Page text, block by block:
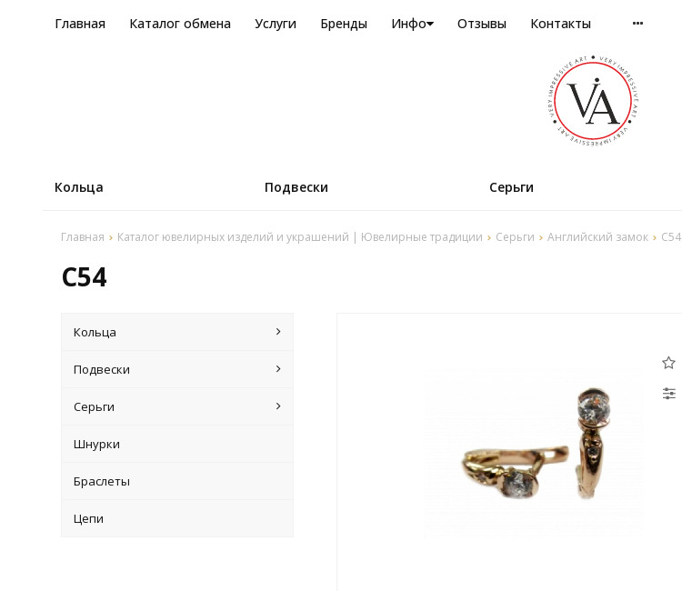
Главная Каталог обмена Услуги Бренды Инфо Отзывы Контакты
Кольца Подвески Серьги
Главная Каталог ювелирных изделий и украшений | Ювелирные традиции Серьги Английский замок C54
C54
Кольца
Подвески
Серьги
Шнурки
Браслеты
Цепи